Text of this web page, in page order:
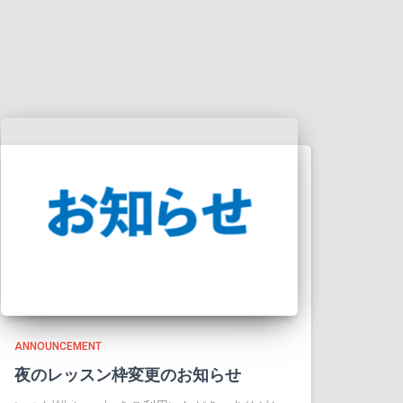
ANNOUNCEMENT
夜のレッスン枠変更のお知らせ